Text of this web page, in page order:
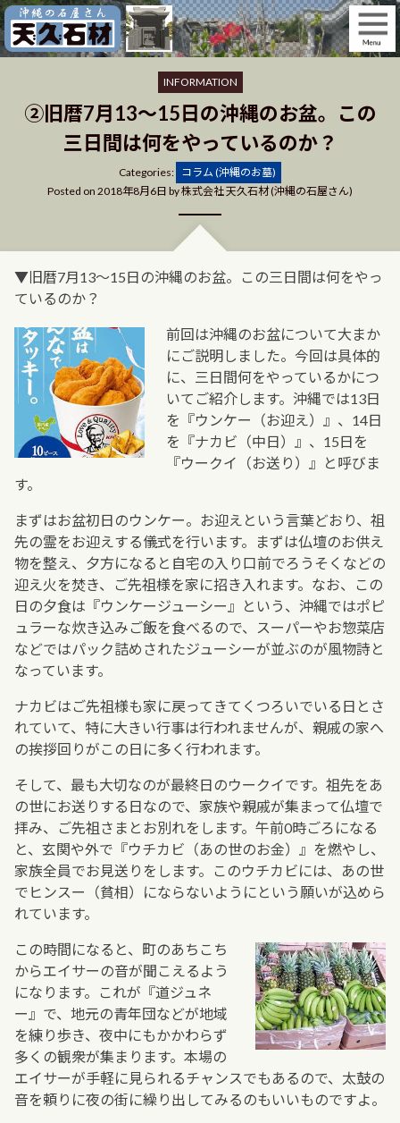
Skip
to
content
INFORMATION
②旧暦7月13～15日の沖縄のお盆。この
三日間は何をやっているのか？
Categories: Categories
コラム (沖縄のお墓)
Posted on 2018年8月6日 by株式会社 天久石材 (沖縄の石屋さん)
▼旧暦7月13～15日の沖縄のお盆。この三日間は何をやっ
ているのか？
前回は沖縄のお盆について大まか
にご説明しました。今回は具体的
に、三日間何をやっているかにつ
いてご紹介します。沖縄では13日
を『ウンケー（お迎え）』、14日
を『ナカビ（中日）』、15日を
『ウークイ（お送り）』と呼びま
す。
まずはお盆初日のウンケー。お迎えという言葉どおり、祖
先の霊をお迎えする儀式を行います。まずは仏壇のお供え
物を整え、夕方になると自宅の入り口前でろうそくなどの
迎え火を焚き、ご先祖様を家に招き入れます。なお、この
日の夕食は『ウンケージューシー』という、沖縄ではポピ
ュラーな炊き込みご飯を食べるので、スーパーやお惣菜店
などではパック詰めされたジューシーが並ぶのが風物詩と
なっています。
ナカビはご先祖様も家に戻ってきてくつろいでいる日とさ
れていて、特に大きい行事は行われませんが、親戚の家へ
の挨拶回りがこの日に多く行われます。
そして、最も大切なのが最終日のウークイです。祖先をあ
の世にお送りする日なので、家族や親戚が集まって仏壇で
拝み、ご先祖さまとお別れをします。午前0時ごろになる
と、玄関や外で『ウチカビ（あの世のお金）』を燃やし、
家族全員でお見送りをします。このウチカビには、あの世
でヒンスー（貧相）にならないようにという願いが込めら
れています。
この時間になると、町のあちこち
からエイサーの音が聞こえるよう
になります。これが『道ジュネ
ー』で、地元の青年団などが地域
を練り歩き、夜中にもかかわらず
多くの観衆が集まります。本場の
エイサーが手軽に見られるチャンスでもあるので、太鼓の
音を頼りに夜の街に繰り出してみるのもいいものですよ。